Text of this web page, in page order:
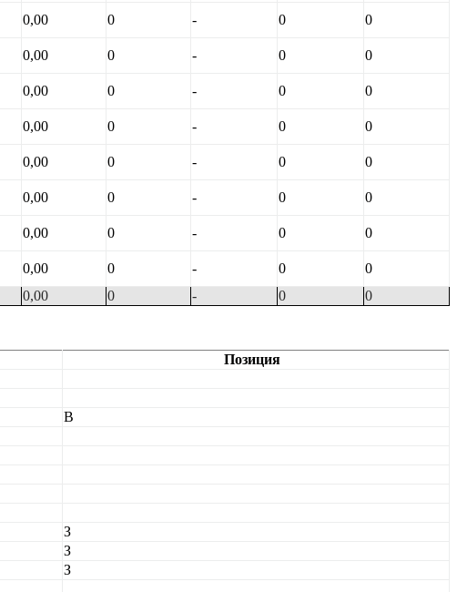
0,00 0 - 0
0
0,00 0 - 0
0
0,00 0 - 0
0
0,00 0 - 0
0
0,00 0 - 0
0
0,00 0 - 0
0
0,00 0 - 0
0
0,00 0 - 0
0
0,00 0 - 0 0
Позиция
В
З
З
З